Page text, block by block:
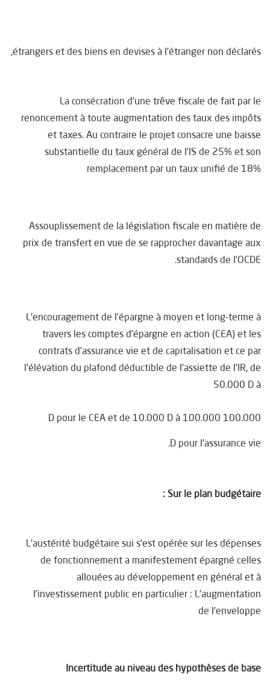
étrangers et des biens en devises à l’étranger non déclarés,
La consécration d’une trêve fiscale de fait par le
renoncement à toute augmentation des taux des impôts
et taxes. Au contraire le projet consacre une baisse
substantielle du taux général de l’IS de 25% et son
remplacement par un taux unifié de 18%
Assouplissement de la législation fiscale en matière de
prix de transfert en vue de se rapprocher davantage aux
standards de l’OCDE.
L’encouragement de l’épargne à moyen et long-terme à
travers les comptes d’épargne en action (CEA) et les
contrats d’assurance vie et de capitalisation et ce par
l’élévation du plafond déductible de l’assiette de l’IR, de
50.000 D à
100.000 D pour le CEA et de 10.000 D à 100.000
D pour l’assurance vie.
Sur le plan budgétaire :
L’austérité budgétaire sui s’est opérée sur les dépenses
de fonctionnement a manifestement épargné celles
allouées au développement en général et à
l’investissement public en particulier : L’augmentation
de l’enveloppe
Incertitude au niveau des hypothèses de base